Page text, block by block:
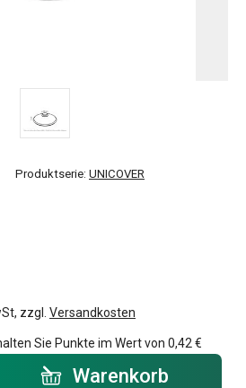
Produktserie: UNICOVER
zzgl. Versandkosten
Sie Punkte im Wert von 0,42 €
Menge Warenkorb